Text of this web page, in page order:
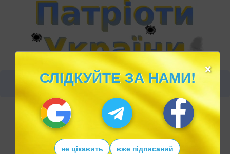
×
СЛІДКУЙТЕ ЗА НАМИ!
не цікавить вже підписаний